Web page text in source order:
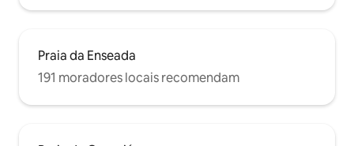
Praia da Enseada
191 moradores locais recomendam